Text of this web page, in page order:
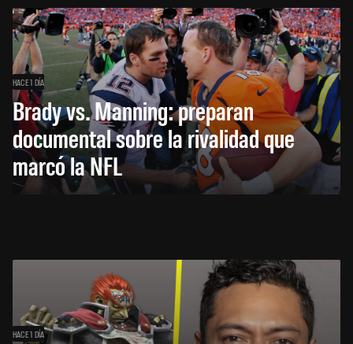
HACE 1 DÍA
Brady vs. Manning: preparan
documental sobre la rivalidad que
marcó la NFL
HACE 1 DÍA